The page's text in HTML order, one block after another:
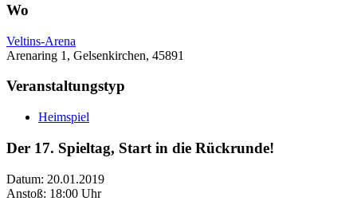
Wo
Veltins-Arena
Arenaring 1, Gelsenkirchen, 45891
Veranstaltungstyp
Heimspiel
Der 17. Spieltag, Start in die Rückrunde!
Datum: 20.01.2019
Anstoß: 18:00 Uhr